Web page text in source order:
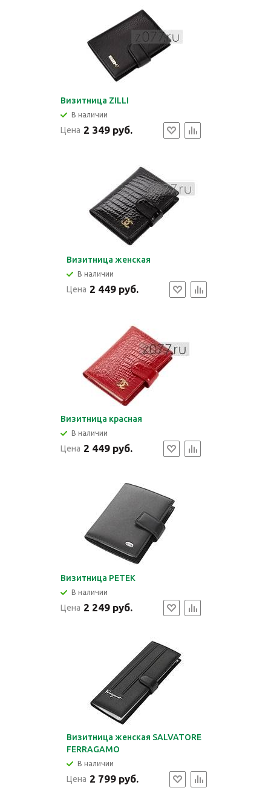
Визитница ZILLI
В наличии
Цена 2 349 руб.
Визитница женская
В наличии
Цена 2 449 руб.
Визитница красная
В наличии
Цена 2 449 руб.
Визитница PETEK
В наличии
Цена 2 249 руб.
Визитница женская SALVATORE
FERRAGAMO
В наличии
Цена 2 799 руб.